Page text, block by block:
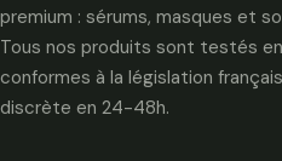
premium : sérums, masques et
Tous nos produits sont testés
conformes à la législation
discrète en 24-48h.